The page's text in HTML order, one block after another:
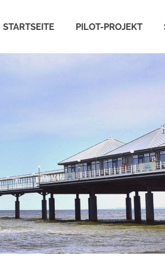
STARTSEITE PILOT-PROJEKT